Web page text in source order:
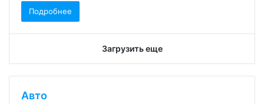
Подробнее
Загрузить еще
Авто